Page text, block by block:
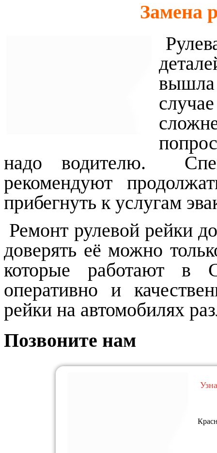
Замена
надо водителю.
рекомендуют
прибегнуть к услугам
Ремонт рулевой рейки
доверять её можно
которые работают в
оперативно и
рейки на автомобилях
Позвоните нам